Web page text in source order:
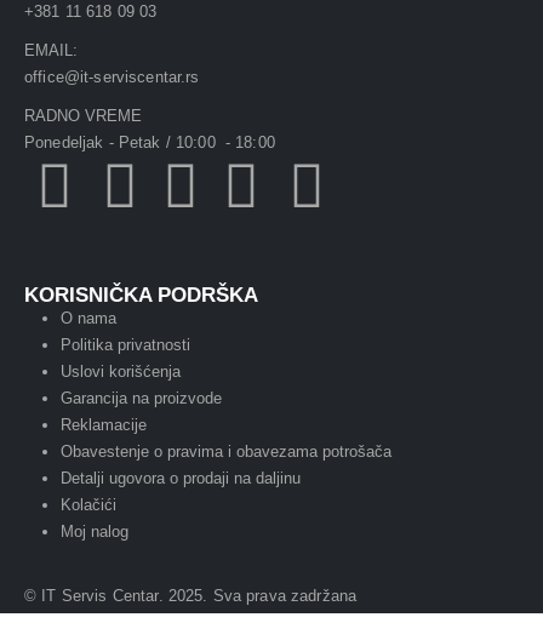
+381 11 618 09 03
EMAIL:
office@it-serviscentar.rs
RADNO VREME
Ponedeljak - Petak / 10:00 - 18:00
KORISNIČKA PODRŠKA
O nama
Politika privatnosti
Uslovi korišćenja
Garancija na proizvode
Reklamacije
Obavestenje o pravima i obavezama potrošača
Detalji ugovora o prodaji na daljinu
Kolačići
Moj nalog
© IT Servis Centar. 2025. Sva prava zadržana